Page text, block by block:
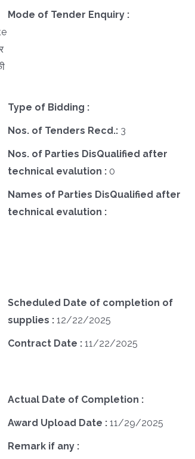
Mode of Tender Enquiry :
Type of Bidding :
Nos. of Tenders Recd.: 3
Nos. of Parties DisQualified after
technical evalution : 0
Names of Parties DisQualified after
technical evalution :
Scheduled Date of completion of
supplies : 12/22/2025
Contract Date : 11/22/2025
Actual Date of Completion :
Award Upload Date : 11/29/2025
Remark if any :